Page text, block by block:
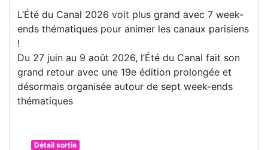
L’Été du Canal 2026 voit plus grand avec 7 week-
ends thématiques pour animer les canaux parisiens
!
Du 27 juin au 9 août 2026, l’Été du Canal fait son
grand retour avec une 19e édition prolongée et
désormais organisée autour de sept week-ends
thématiques
Détail sortie